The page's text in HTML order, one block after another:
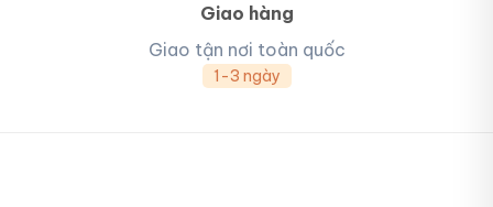
Giao hàng
Giao tận nơi toàn quốc
1-3 ngày